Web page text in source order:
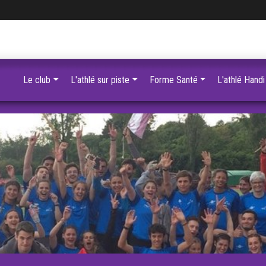
Le club L'athlé sur piste Forme Santé L'athlé Handi